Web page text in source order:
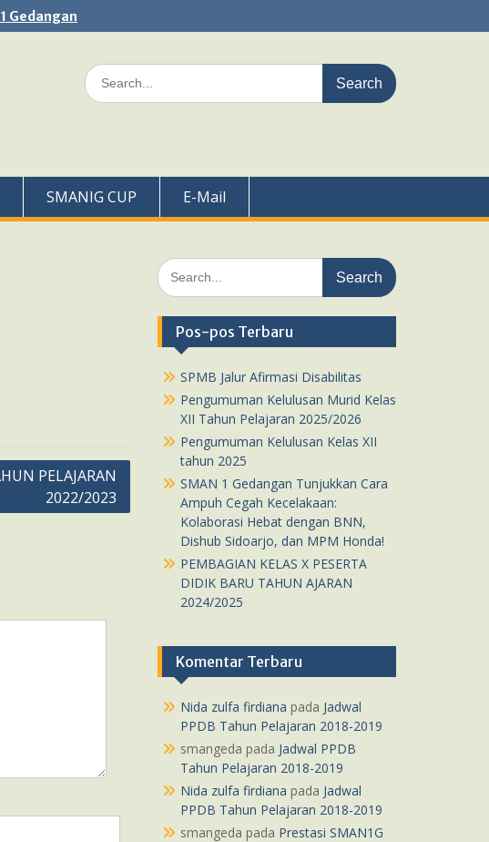
Gedangan
Search
for:
SMANIG CUP E-Mail
PELAJARAN
2022/2023
Search
for:
Pos-pos Terbaru
SPMB Jalur Afirmasi Disabilitas
Pengumuman Kelulusan Murid Kelas
XII Tahun Pelajaran 2025/2026
Pengumuman Kelulusan Kelas XII
tahun 2025
SMAN 1 Gedangan Tunjukkan Cara
Ampuh Cegah Kecelakaan:
Kolaborasi Hebat dengan BNN,
Dishub Sidoarjo, dan MPM Honda!
PEMBAGIAN KELAS X PESERTA
DIDIK BARU TAHUN AJARAN
2024/2025
Komentar Terbaru
Nida zulfa firdiana pada Jadwal
PPDB Tahun Pelajaran 2018-2019
smangeda pada Jadwal PPDB
Tahun Pelajaran 2018-2019
Nida zulfa firdiana pada Jadwal
PPDB Tahun Pelajaran 2018-2019
smangeda pada Prestasi SMAN1G